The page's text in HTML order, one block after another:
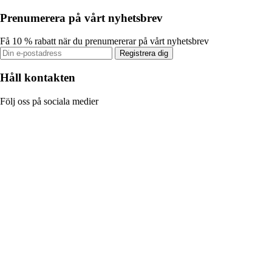
Prenumerera på vårt nyhetsbrev
Få 10 % rabatt när du prenumererar på vårt nyhetsbrev
Registrera dig
Håll kontakten
Följ oss på sociala medier